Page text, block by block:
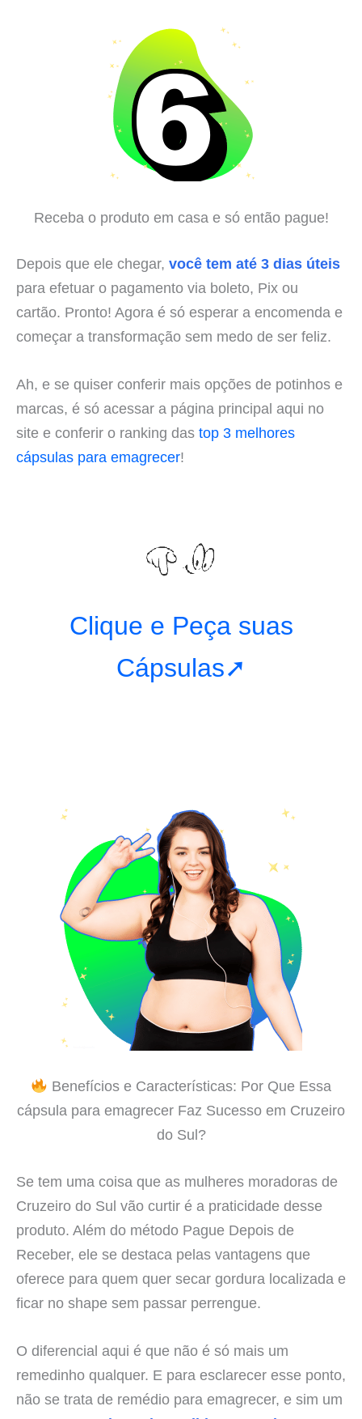
Receba o produto em casa e só então pague!
Depois que ele chegar, você tem até 3 dias úteis
para efetuar o pagamento via boleto, Pix ou
cartão. Pronto! Agora é só esperar a encomenda e
começar a transformação sem medo de ser feliz.
Ah, e se quiser conferir mais opções de potinhos e
marcas, é só acessar a página principal aqui no
site e conferir o ranking das top 3 melhores
cápsulas para emagrecer!
Clique e Peça suas
Cápsulas➚
Benefícios e Características: Por Que Essa
cápsula para emagrecer Faz Sucesso em Cruzeiro
do Sul?
Se tem uma coisa que as mulheres moradoras de
Cruzeiro do Sul vão curtir é a praticidade desse
produto. Além do método Pague Depois de
Receber, ele se destaca pelas vantagens que
oferece para quem quer secar gordura localizada e
ficar no shape sem passar perrengue.
O diferencial aqui é que não é só mais um
remedinho qualquer. E para esclarecer esse ponto,
não se trata de remédio para emagrecer, e sim um